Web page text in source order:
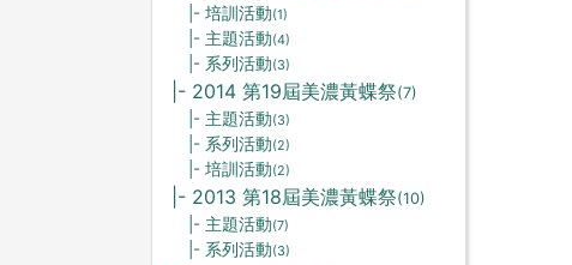
|- 培訓活動(1)
|- 主題活動(4)
|- 系列活動(3)
|- 2014 第19屆美濃黃蝶祭(7)
|- 主題活動(3)
|- 系列活動(2)
|- 培訓活動(2)
|- 2013 第18屆美濃黃蝶祭(10)
|- 主題活動(7)
|- 系列活動(3)